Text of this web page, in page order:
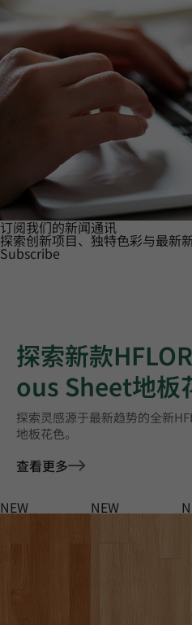
订阅我们的新闻通讯
探索创新项目、独特色彩与最新
Subscribe
探索新款
ous Sheet地板
探索灵感源于最新趋势的全新
地板花色。
查看更多
NEW NEW